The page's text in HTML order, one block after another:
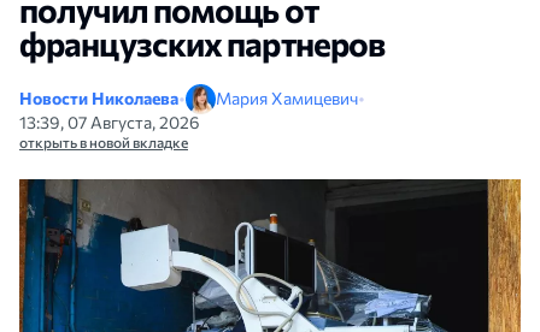
получил помощь от
французских партнеров
Новости Николаева• Мария Хамицевич•
13:39, 07 Августа, 2026
открыть в новой вкладке